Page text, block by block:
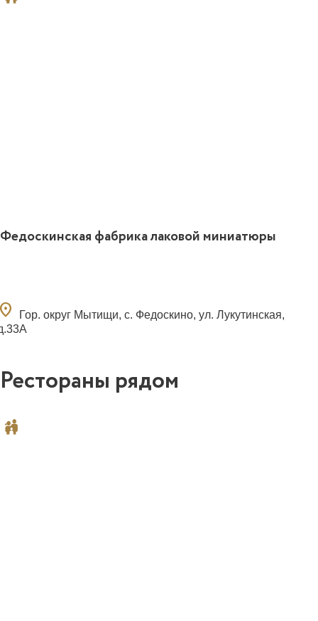
Федоскинская фабрика лаковой миниатюры
Гор. округ Мытищи, с. Федоскино, ул. Лукутинская,
Рестораны рядом